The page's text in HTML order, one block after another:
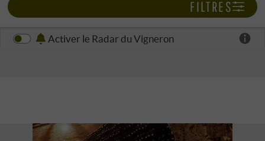
Activer le Radar du Vigneron
FILTRES